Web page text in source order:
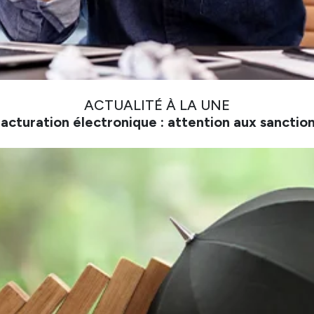
ACTUALITÉ À LA UNE
électronique : attention aux